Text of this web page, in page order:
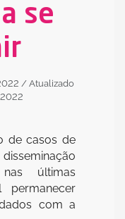
se
/ Atualizado
de casos de
últimas
permanecer
com a